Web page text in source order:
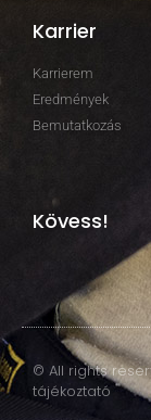
Karrier
Karrierem
Eredmények
Bemutatkozás
Kövess!
© All rights
tájékoztató